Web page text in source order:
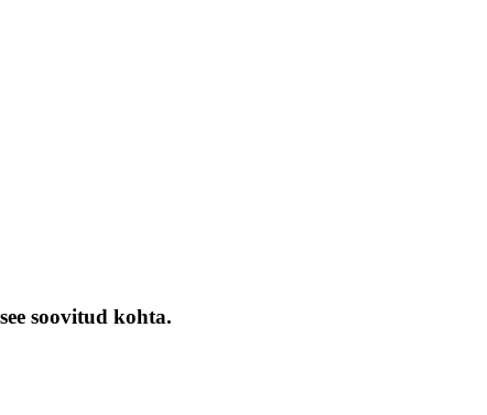
soovitud kohta.